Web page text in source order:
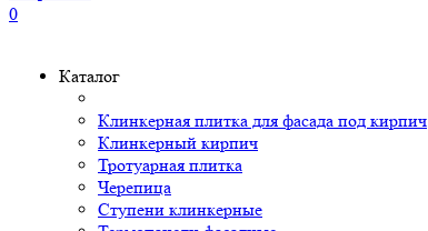
0
Каталог
Клинкерная плитка для фасада под кирпич
Клинкерный кирпич
Тротуарная плитка
Черепица
Ступени клинкерные